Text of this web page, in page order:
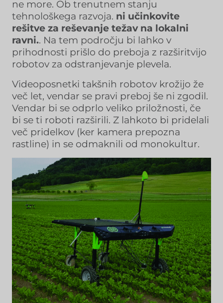
ne more. Ob trenutnem stanju
tehnološkega razvoja. ni učinkovite
rešitve za reševanje težav na lokalni
ravni.. Na tem področju bi lahko v
prihodnosti prišlo do preboja z razširitvijo
robotov za odstranjevanje plevela.
Videoposnetki takšnih robotov krožijo že
več let, vendar se pravi preboj še ni zgodil.
Vendar bi se odprlo veliko priložnosti, če
bi se ti roboti razširili. Z lahkoto bi pridelali
več pridelkov (ker kamera prepozna
rastline) in se odmaknili od monokultur.